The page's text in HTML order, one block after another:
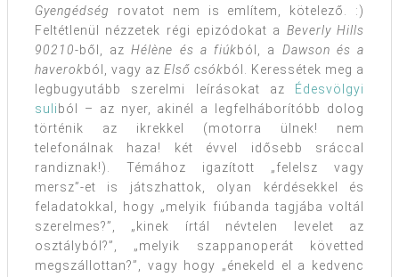
Gyengédség
rovatot nem is említem, kötelező. :)
Feltétlenül nézzetek régi epizódokat a Beverly Hills
90210-ből, azHélène és a fiúkból, a Dawson és a
haverokból, vagy az Első csókból. Keressétek meg a
legbugyutább szerelmi leírásokat az
Édesvölgyi
suli ból – az nyer, akinél a legfelháborítóbb dolog
történik az ikrekkel (motorra ülnek! nem
telefonálnak haza! két évvel idősebb sráccal
randiznak!). Témához igazított „felelsz vagy
mersz”-et is játszhattok, olyan kérdésekkel és
feladatokkal, hogy „melyik fiúbanda tagjába voltál
szerelmes?”, „kinek írtál névtelen levelet az
osztályból?”, „melyik szappanoperát követted
megszállottan?”, vagy hogy „énekeld el a kedvenc